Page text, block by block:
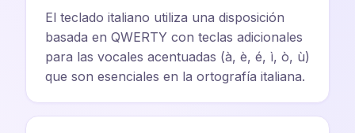
El teclado italiano utiliza una disposición
basada en QWERTY con teclas adicionales
para las vocales acentuadas (à, è, é, ì, ò, ù)
que son esenciales en la ortografía italiana.